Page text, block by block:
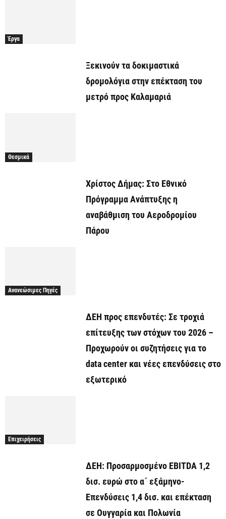
Έργα
Ξεκινούν τα δοκιμαστικά
δρομολόγια στην επέκταση του
μετρό προς Καλαμαριά
Θεσμικά
Χρίστος Δήμας: Στο Εθνικό
Πρόγραμμα Ανάπτυξης η
αναβάθμιση του Αεροδρομίου
Πάρου
Ανανεώσιμες Πηγές
ΔΕΗ προς επενδυτές: Σε τροχιά
επίτευξης των στόχων του 2026 –
Προχωρούν οι συζητήσεις για το
data center και νέες επενδύσεις στο
εξωτερικό
Επιχειρήσεις
ΔΕΗ: Προσαρμοσμένο EBITDA 1,2
δισ. ευρώ στο α΄ εξάμηνο-
Επενδύσεις 1,4 δισ. και επέκταση
σε Ουγγαρία και Πολωνία